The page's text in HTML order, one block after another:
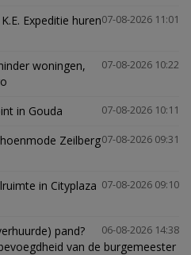
07-08-2026 11:01
Expeditie huren
07-08-2026 10:22
woningen,
07-08-2026 10:11
in Gouda
07-08-2026 09:31
Zeilberg
07-08-2026 09:10
in Cityplaza
06-08-2026 14:38
pand?
van de burgemeester